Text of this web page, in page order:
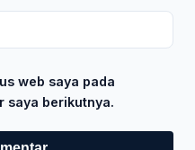
web saya pada
saya berikutnya.